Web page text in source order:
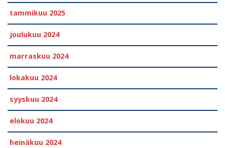
tammikuu 2025
joulukuu 2024
marraskuu 2024
lokakuu 2024
syyskuu 2024
elokuu 2024
heinäkuu 2024